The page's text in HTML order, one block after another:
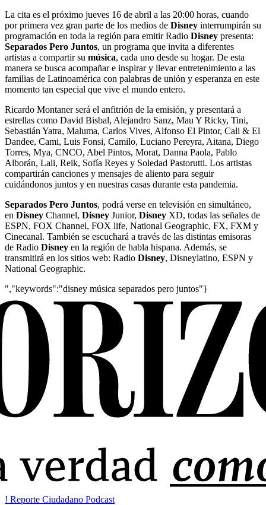
La cita es el próximo jueves 16 de abril a las 20:00 horas, cuando
por primera vez gran parte de los medios de Disney interrumpirán su
programación en toda la región para emitir Radio Disney presenta:
Separados Pero Juntos, un programa que invita a diferentes
artistas a compartir su música, cada uno desde su hogar. De esta
manera se busca acompañar e inspirar y llevar entretenimiento a las
familias de Latinoamérica con palabras de unión y esperanza en este
momento tan especial que vive el mundo entero.
Ricardo Montaner será el anfitrión de la emisión, y presentará a
estrellas como David Bisbal, Alejandro Sanz, Mau Y Ricky, Tini,
Sebastián Yatra, Maluma, Carlos Vives, Alfonso El Pintor, Cali & El
Dandee, Cami, Luis Fonsi, Camilo, Luciano Pereyra, Aitana, Diego
Torres, Mya, CNCO, Abel Pintos, Morat, Danna Paola, Pablo
Alborán, Lali, Reik, Sofía Reyes y Soledad Pastorutti. Los artistas
compartirán canciones y mensajes de aliento para seguir
cuidándonos juntos y en nuestras casas durante esta pandemia.
Separados Pero Juntos, podrá verse en televisión en simultáneo,
en Disney Channel, Disney Junior, Disney XD, todas las señales de
ESPN, FOX Channel, FOX life, National Geographic, FX, FXM y
Cinecanal. También se escuchará a través de las distintas emisoras
de Radio Disney en la región de habla hispana. Además, se
transmitirá en los sitios web: Radio Disney, Disneylatino, ESPN y
National Geographic.
","keywords":"disney música separados pero juntos"}
! Reporte Ciudadano Podcast